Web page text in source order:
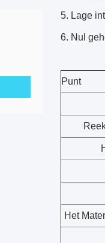
5. Lage
6. Nul
Punt
Het